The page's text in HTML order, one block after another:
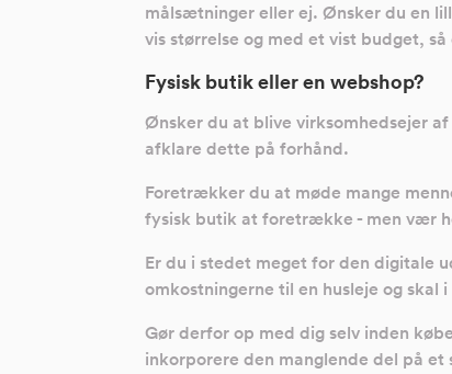
målsætninger eller ej. Ønsker du en
vis størrelse og med et vist budget,
Fysisk butik eller en webshop?
Ønsker du at blive virksomhedsejer
afklare dette på forhånd.
Foretrækker du at møde mange
fysisk butik at foretrække - men vær
Er du i stedet meget for den digitale
omkostningerne til en husleje og
Gør derfor op med dig selv inden
inkorporere den manglende del på et